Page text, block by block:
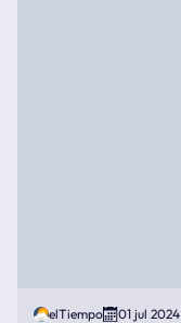
elTiempo 01 jul 2024